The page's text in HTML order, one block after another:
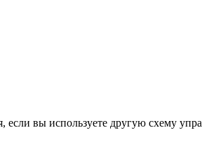
если вы используете другую схему